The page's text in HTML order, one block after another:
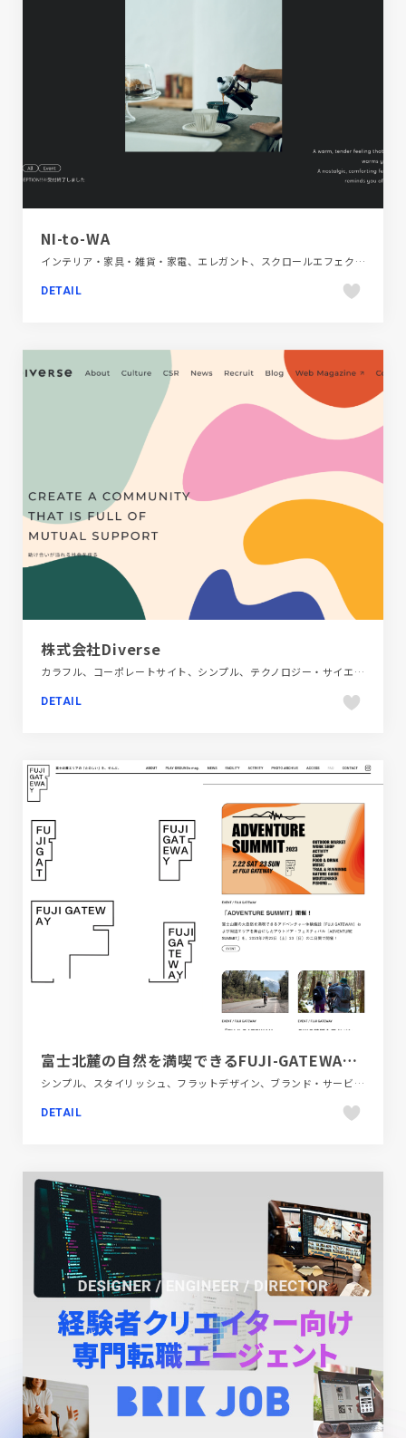
NI-to-WA
インテリア・家具・雑貨・家電、エレガント、スクロールエフェクト、ブラック系 、ブランド・サービスサイト、施設・店舗サイト、飲食店・グルメ・ウェディング
DETAIL
株式会社Diverse
カラフル、コーポレートサイト、シンプル、テクノロジー・サイエンス、フラットデザイン、ポップ
DETAIL
富士北麓の自然を満喫できるFUJI-GATEWAY（フジゲートウェイ）の公式サイト。
シンプル、スタイリッシュ、フラットデザイン、ブランド・サービスサイト、ホワイト系、ポップ、ポータルサイト、モーション多め、大きめ写真、旅行・ホテル・観光
DETAIL